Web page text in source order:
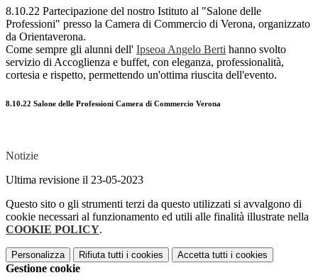
8.10.22 Partecipazione del nostro Istituto al "Salone delle
Professioni" presso la Camera di Commercio di Verona, organizzato
da Orientaverona.
Come sempre gli alunni dell' Ipseoa Angelo Berti hanno svolto
servizio di Accoglienza e buffet, con eleganza, professionalità,
cortesia e rispetto, permettendo un'ottima riuscita dell'evento.
8.10.22 Salone delle Professioni Camera di Commercio Verona
Notizie
Ultima revisione il 23-05-2023
Questo sito o gli strumenti terzi da questo utilizzati si avvalgono di
cookie necessari al funzionamento ed utili alle finalità illustrate nella
COOKIE POLICY.
Personalizza Rifiuta tutti i cookies Accetta tutti i cookies
Gestione cookie